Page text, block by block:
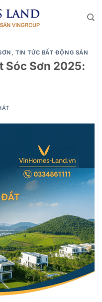
,TIN TỨC BẤT ĐỘNG SẢN
Sóc Sơn 2025: